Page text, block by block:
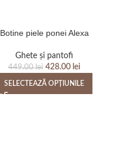
Botine piele ponei Alexa
Ghete și pantofi
449.00lei 428.00 lei
SELECTEAZĂ OPȚIUNILE